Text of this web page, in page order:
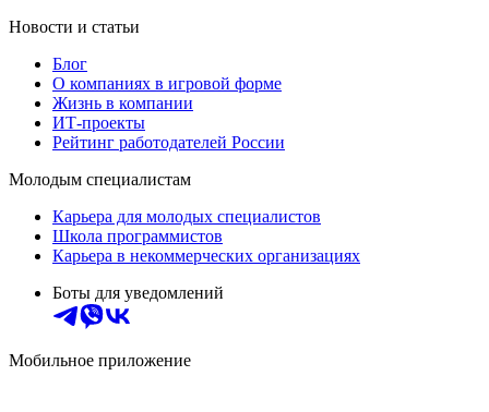
Новости и статьи
Блог
О компаниях в игровой форме
Жизнь в компании
ИТ-проекты
Рейтинг работодателей России
Молодым специалистам
Карьера для молодых специалистов
Школа программистов
Карьера в некоммерческих организациях
Боты для уведомлений
Мобильное приложение